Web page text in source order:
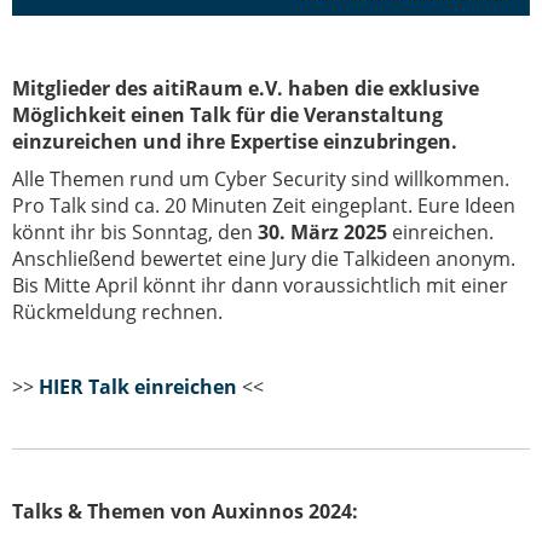
Mitglieder des aitiRaum e.V. haben die exklusive
Möglichkeit einen Talk für die Veranstaltung
einzureichen und ihre Expertise einzubringen.
Alle Themen rund um Cyber Security sind willkommen.
Pro Talk sind ca. 20 Minuten Zeit eingeplant. Eure Ideen
könnt ihr bis Sonntag, den 30. März 2025 einreichen.
Anschließend bewertet eine Jury die Talkideen anonym.
Bis Mitte April könnt ihr dann voraussichtlich mit einer
Rückmeldung rechnen.
>> HIER Talk einreichen <<
Talks & Themen von Auxinnos 2024: